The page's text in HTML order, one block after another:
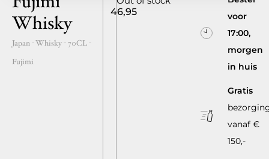
Whisky
Japan- Whisky -70CL-
Fujimi
46,95
voor
17:00,
morgen
in huis
Gratis
vanaf €
150,-